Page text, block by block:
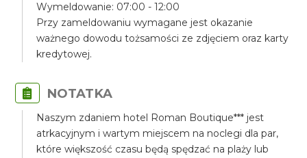
Wymeldowanie: 07:00 - 12:00
Przy zameldowaniu wymagane jest okazanie
ważnego dowodu tożsamości ze zdjęciem oraz karty
kredytowej.
NOTATKA
Naszym zdaniem hotel Roman Boutique*** jest
atrkacyjnym i wartym miejscem na noclegi dla par,
które większość czasu będą spędzać na plaży lub